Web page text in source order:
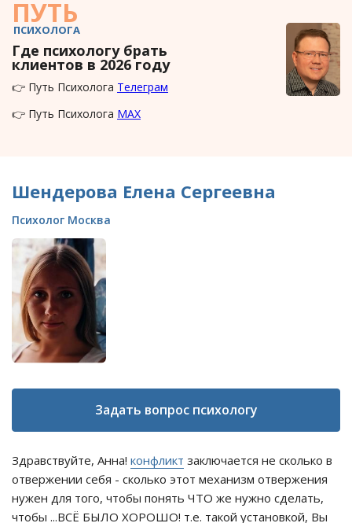
ПУТЬ
ПСИХОЛОГА
Где психологу брать
клиентов в 2026 году
👉 Путь Психолога Телеграм
👉 Путь Психолога MAX
Шендерова Елена Сергеевна
Психолог Москва
Задать вопрос психологу
Здравствуйте, Анна! конфликт заключается не сколько в
отвержении себя - сколько этот механизм отвержения
нужен для того, чтобы понять ЧТО же нужно сделать,
чтобы ...ВСЁ БЫЛО ХОРОШО! т.е. такой установкой, Вы